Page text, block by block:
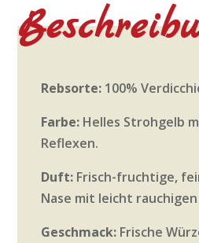
Rebsorte: 100%
Farbe: Helles Strohgelb
Reflexen.
Duft: Frisch-fruchtige,
Nase mit leicht
Geschmack: Frische